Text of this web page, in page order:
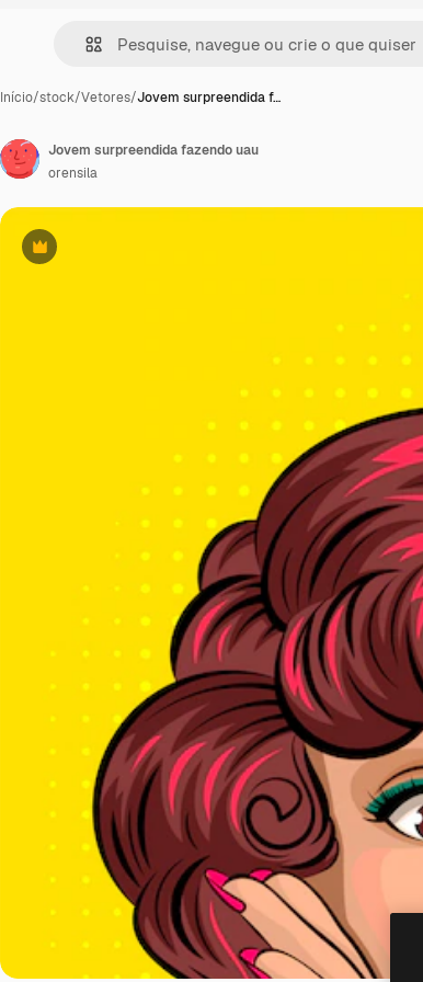
Início/stock/Vetores/Jovem surpreendida f…
Premium
Jovem surpreendida fazendo uau
orensila